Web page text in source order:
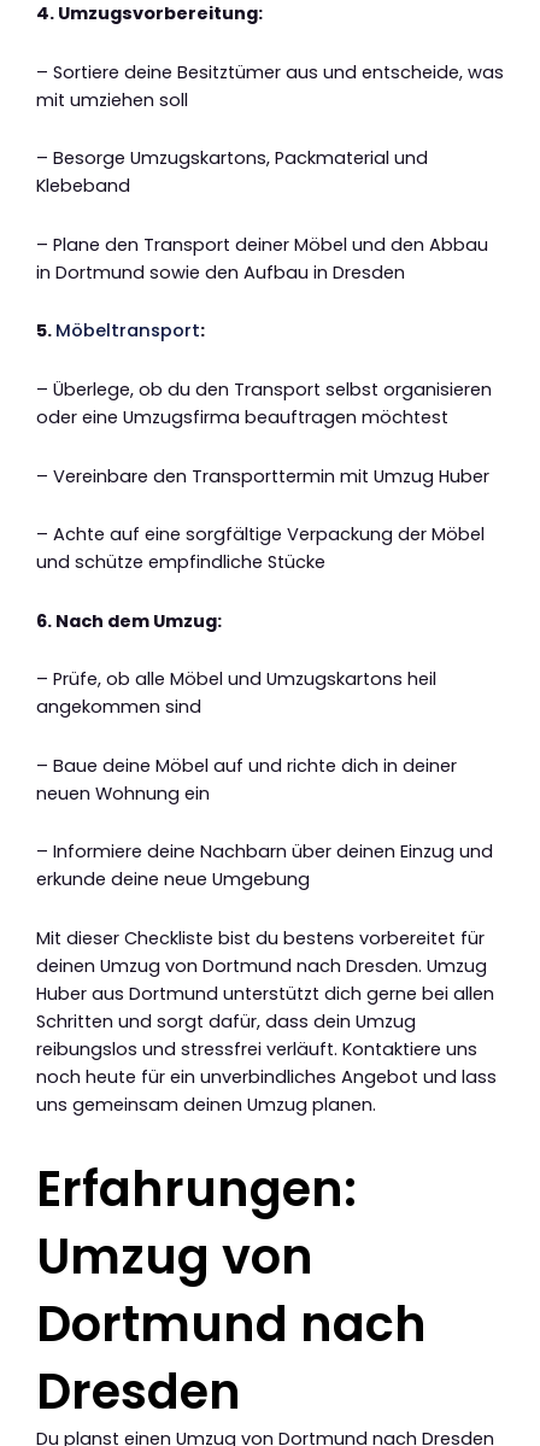
4. Umzugsvorbereitung:
– Sortiere deine Besitztümer aus und entscheide, was
mit umziehen soll
– Besorge Umzugskartons, Packmaterial und
Klebeband
– Plane den Transport deiner Möbel und den Abbau
in Dortmund sowie den Aufbau in Dresden
5. Möbeltransport:
– Überlege, ob du den Transport selbst organisieren
oder eine Umzugsfirma beauftragen möchtest
– Vereinbare den Transporttermin mit Umzug Huber
– Achte auf eine sorgfältige Verpackung der Möbel
und schütze empfindliche Stücke
6. Nach dem Umzug:
– Prüfe, ob alle Möbel und Umzugskartons heil
angekommen sind
– Baue deine Möbel auf und richte dich in deiner
neuen Wohnung ein
– Informiere deine Nachbarn über deinen Einzug und
erkunde deine neue Umgebung
Mit dieser Checkliste bist du bestens vorbereitet für
deinen Umzug von Dortmund nach Dresden. Umzug
Huber aus Dortmund unterstützt dich gerne bei allen
Schritten und sorgt dafür, dass dein Umzug
reibungslos und stressfrei verläuft. Kontaktiere uns
noch heute für ein unverbindliches Angebot und lass
uns gemeinsam deinen Umzug planen.
Erfahrungen:
Umzug von
Dortmund nach
Dresden
Du planst einen Umzug von Dortmund nach Dresden